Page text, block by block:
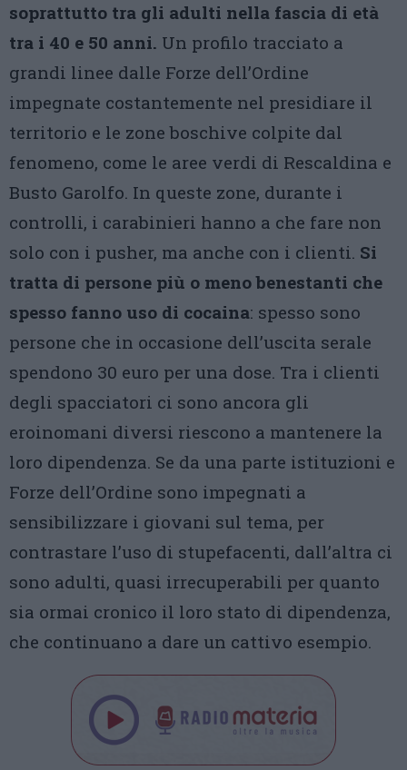
soprattutto tra gli adulti nella fascia di età
tra i 40 e 50 anni. Un profilo tracciato a
grandi linee dalle Forze dell’Ordine
impegnate costantemente nel presidiare il
territorio e le zone boschive colpite dal
fenomeno, come le aree verdi di Rescaldina e
Busto Garolfo. In queste zone, durante i
controlli, i carabinieri hanno a che fare non
solo con i pusher, ma anche con i clienti. Si
tratta di persone più o meno benestanti che
spesso fanno uso di cocaina: spesso sono
persone che in occasione dell’uscita serale
spendono 30 euro per una dose. Tra i clienti
degli spacciatori ci sono ancora gli
eroinomani diversi riescono a mantenere la
loro dipendenza. Se da una parte istituzioni e
Forze dell’Ordine sono impegnati a
sensibilizzare i giovani sul tema, per
contrastare l’uso di stupefacenti, dall’altra ci
sono adulti, quasi irrecuperabili per quanto
sia ormai cronico il loro stato di dipendenza,
che continuano a dare un cattivo esempio.